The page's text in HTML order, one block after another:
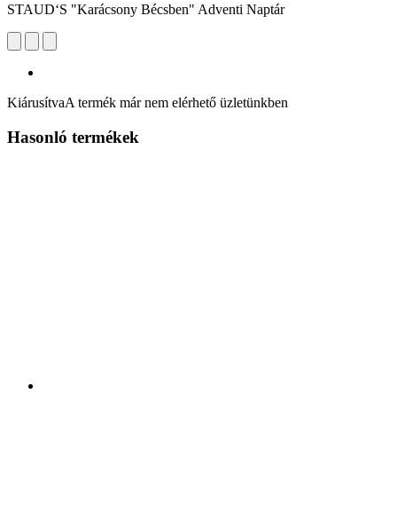
STAUD‘S "Karácsony Bécsben" Adventi Naptár
KiárusítvaA termék már nem elérhető üzletünkben
Hasonló termékek